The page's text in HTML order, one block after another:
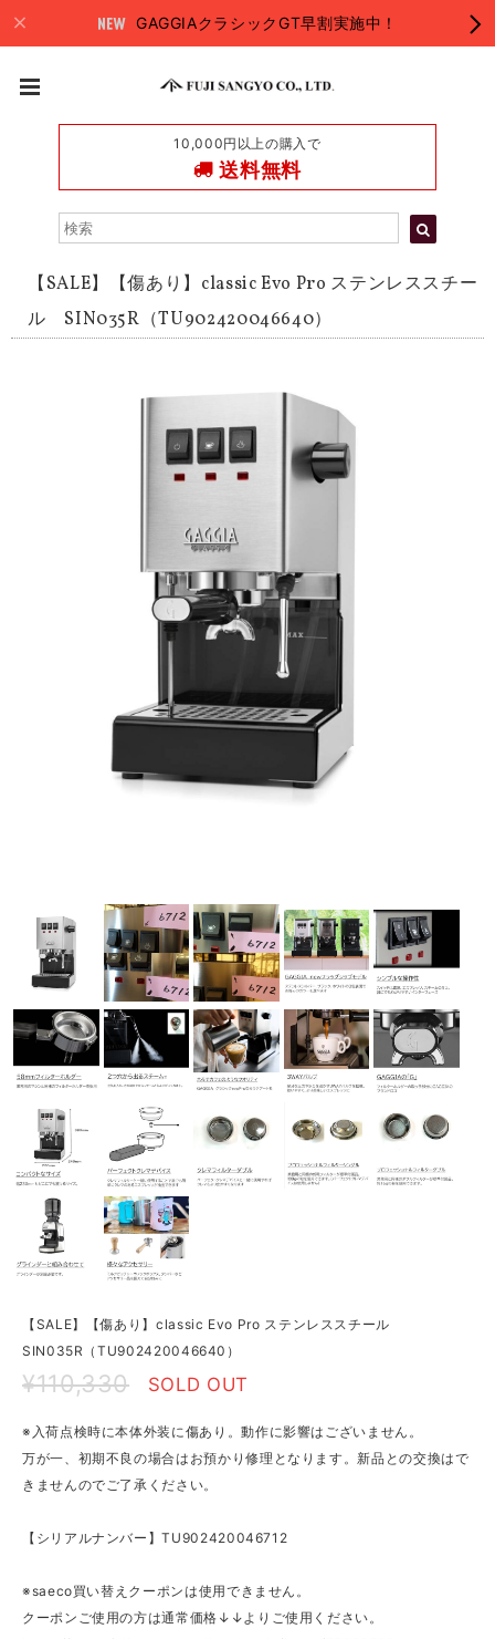
GAGGIAクラシックGT早割実施中！
10,000円以上の購入で
送料無料
【SALE】【傷あり】classic Evo Pro ステンレススチー
ル SIN035R（TU902420046640）
【SALE】【傷あり】classic Evo Pro ステンレススチール
SIN035R（TU902420046640）
¥110,330 SOLD OUT
※入荷点検時に本体外装に傷あり。動作に影響はございません。
万が一、初期不良の場合はお預かり修理となります。新品との交換はで
きませんのでご了承ください。
【シリアルナンバー】TU902420046712
※saeco買い替えクーポンは使用できません。
クーポンご使用の方は通常価格↓↓よりご使用ください。